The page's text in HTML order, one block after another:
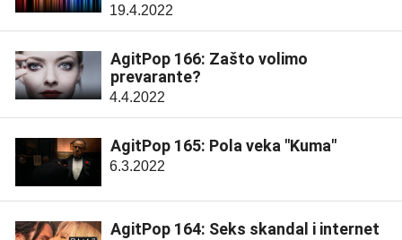
19.4.2022
AgitPop 166: Zašto volimo
prevarante?
4.4.2022
AgitPop 165: Pola veka "Kuma"
6.3.2022
AgitPop 164: Seks skandal i internet